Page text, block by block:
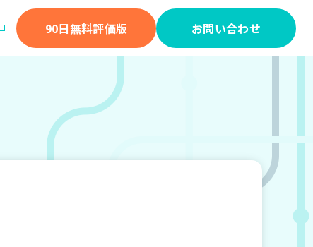
90日無料評価版 お問い合わせ